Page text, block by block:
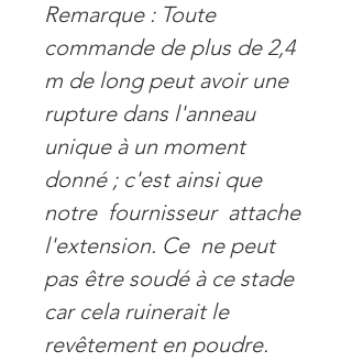
Remarque : Toute
commande de plus de 2,4
m de long peut avoir une
rupture dans l'anneau
unique à un moment
donné ; c'est ainsi que
notre fournisseur attache
l'extension. Ce ne peut
pas être soudé à ce stade
car cela ruinerait le
revêtement en poudre.